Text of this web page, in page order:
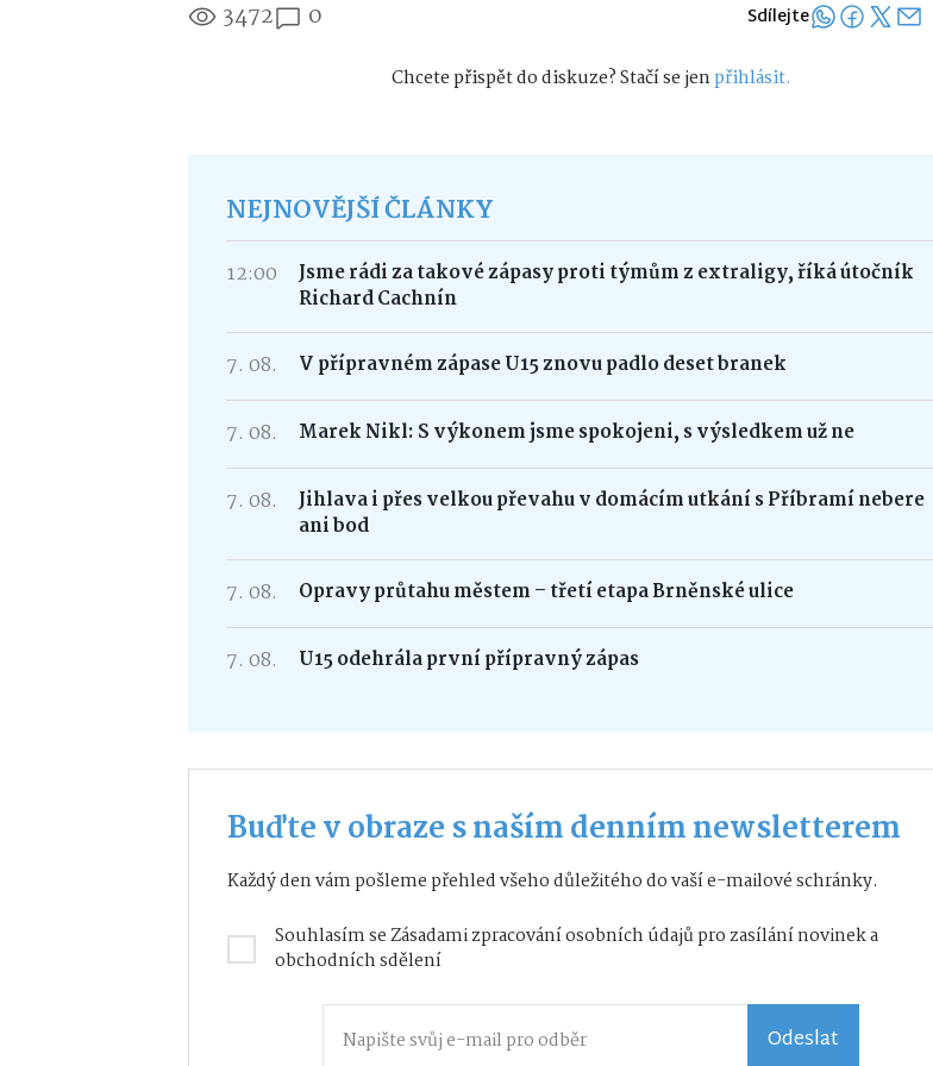
3472 0 Sdílejte
Chcete přispět do diskuze? Stačí se jenpřihlásit.
NEJNOVĚJŠÍ ČLÁNKY
12:00
Jsme rádi za takové zápasy proti týmům z extraligy, říká útočník
Richard Cachnín
7. 08. V přípravném zápase U15 znovu padlo deset branek
7. 08. Marek Nikl: S výkonem jsme spokojeni, s výsledkem už ne
7. 08.
Jihlava i přes velkou převahu v domácím utkání s Příbramí nebere
ani bod
7. 08. Opravy průtahu městem – třetí etapa Brněnské ulice
7. 08. U15 odehrála první přípravný zápas
Buďte v obraze s naším denním newsletterem
Každý den vám pošleme přehled všeho důležitého do vaší e-mailové schránky.
Souhlasím seZásadami zpracování osobních údajůpro zasílání novinek a
obchodních sdělení
Odeslat